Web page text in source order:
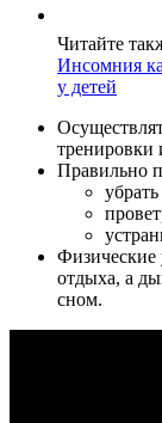
Читайте
Инсомния
у детей
тренировки
Правильно
Физические
отдыха, а
сном.